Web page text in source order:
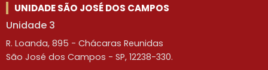
UNIDADE SÃO JOSÉ DOS CAMPOS
Unidade 3
R. Loanda, 895 - Chácaras Reunidas
São José dos Campos - SP, 12238-330.